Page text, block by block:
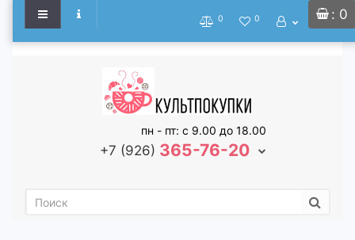
: 0
0 0
пн - пт: с 9.00 до 18.00
+7 (926) 365-76-20